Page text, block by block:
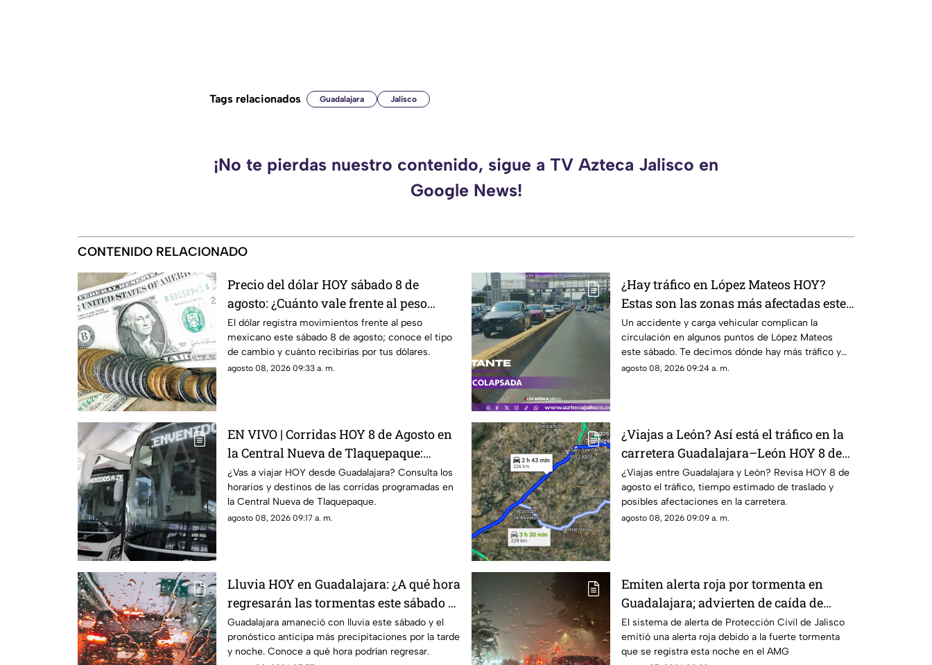
Tags relacionados Guadalajara Jalisco
¡No te pierdas nuestro contenido, sigue a TV Azteca Jalisco en
Google News!
CONTENIDO RELACIONADO
Precio del dólar HOY sábado 8 de
agosto: ¿Cuánto vale frente al peso
mexicano?
El dólar registra movimientos frente al peso
mexicano este sábado 8 de agosto; conoce el tipo
de cambio y cuánto recibirías por tus dólares.
agosto 08, 2026 09:33 a. m.
¿Hay tráfico en López Mateos HOY?
Estas son las zonas más afectadas este
sábado
Un accidente y carga vehicular complican la
circulación en algunos puntos de López Mateos
este sábado. Te decimos dónde hay más tráfico y
cuánto tardas en recorrerla.
agosto 08, 2026 09:24 a. m.
EN VIVO | Corridas HOY 8 de Agosto en
la Central Nueva de Tlaquepaque:
horarios y destinos
¿Vas a viajar HOY desde Guadalajara? Consulta los
horarios y destinos de las corridas programadas en
la Central Nueva de Tlaquepaque.
agosto 08, 2026 09:17 a. m.
¿Viajas a León? Así está el tráfico en la
carretera Guadalajara–León HOY 8 de
agosto
¿Viajas entre Guadalajara y León? Revisa HOY 8 de
agosto el tráfico, tiempo estimado de traslado y
posibles afectaciones en la carretera.
agosto 08, 2026 09:09 a. m.
Lluvia HOY en Guadalajara: ¿A qué hora
regresarán las tormentas este sábado 8
de agosto?
Guadalajara amaneció con lluvia este sábado y el
pronóstico anticipa más precipitaciones por la tarde
y noche. Conoce a qué hora podrían regresar.
Emiten alerta roja por tormenta en
Guadalajara; advierten de caída de
árboles e inundaciones
El sistema de alerta de Protección Civil de Jalisco
emitió una alerta roja debido a la fuerte tormenta
que se registra esta noche en el AMG